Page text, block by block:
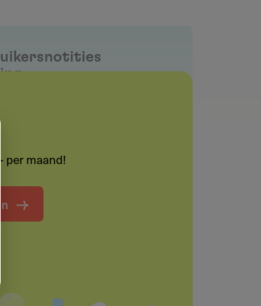
of verstrekker met de
een notitie
pagina
per maand!